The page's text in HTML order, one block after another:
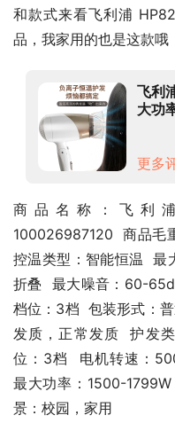
和款式来看飞利浦
品，我家用的也是这款哦
飞利
大功
更多
商品名称：飞利
100026987120  商品毛
控温类型：智能恒温  最
折叠  最大噪音：60-
档位：3档  包装形式：
发质，正常发质  护发
位：3档  电机转速：
最大功率：1500-
景：校园，家用